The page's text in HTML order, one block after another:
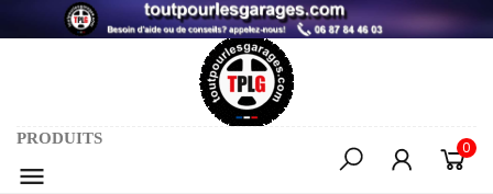
PRODUITS

0